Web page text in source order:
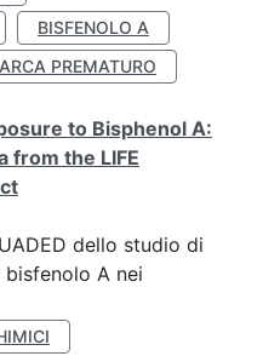
BISFENOLO A
PREMATURO
to Bisphenol A:
from the LIFE
dello studio di
A nei